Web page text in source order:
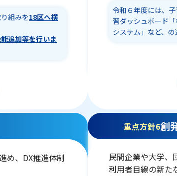
組みを18区へ横
追加等を行いま
令和６年度には、
習ダッシュボード
システム」など、の
め、DX推進体制
重点方針6創
民間企業や大学、
利用者目線の新た